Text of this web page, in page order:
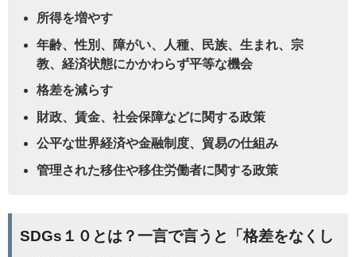
所得を増やす
年齢、性別、障がい、人種、民族、生まれ、宗
教、経済状態にかかわらず平等な機会
格差を減らす
財政、賃金、社会保障などに関する政策
公平な世界経済や金融制度、貿易の仕組み
管理された移住や移住労働者に関する政策
SDGs１０とは？一言で言うと「格差をなくし